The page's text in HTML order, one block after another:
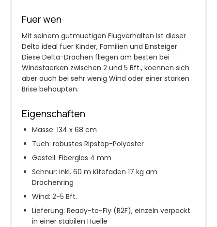
Fuer wen
Mit seinem gutmuetigen Flugverhalten ist dieser
Delta ideal fuer Kinder, Familien und Einsteiger.
Diese Delta-Drachen fliegen am besten bei
Windstaerken zwischen 2 und 5 Bft., koennen sich
aber auch bei sehr wenig Wind oder einer starken
Brise behaupten.
Eigenschaften
Masse: 134 x 68 cm
Tuch: robustes Ripstop-Polyester
Gestell: Fiberglas 4 mm
Schnur: inkl. 60 m Kitefaden 17 kg am
Drachenring
Wind: 2-5 Bft.
Lieferung: Ready-to-Fly (R2F), einzeln verpackt
in einer stabilen Huelle